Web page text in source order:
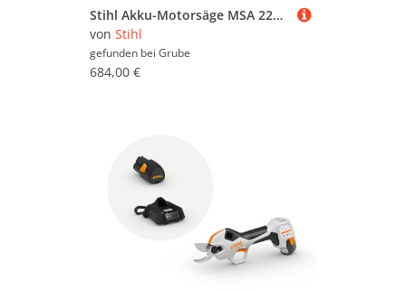
Stihl Akku-Motorsäge MSA 220.1 T ohne Akku und Ladegerät
von Stihl
gefunden bei Grube
684,00 €